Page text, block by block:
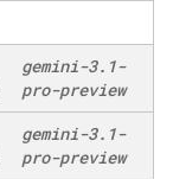
gemini-3. 1-
pro-preview
gemini-3. 1-
pro-preview